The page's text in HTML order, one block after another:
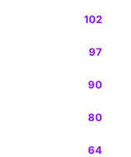
102
97
90
80
64